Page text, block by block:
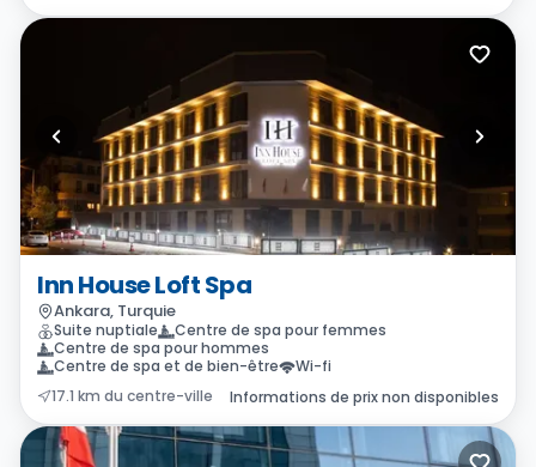
Inn House Loft Spa
Ankara, Turquie
Suite nuptiale
Centre de spa pour femmes
Centre de spa pour hommes
Centre de spa et de bien-être
Wi-fi
17.1 km du centre-ville
Informations de prix non disponibles